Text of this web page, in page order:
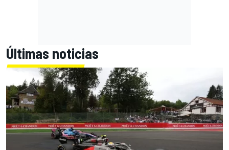
Últimas noticias